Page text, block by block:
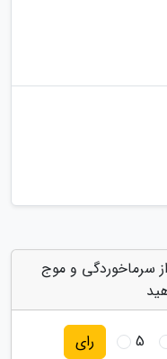
از سرماخوردگی و موج
5 رای